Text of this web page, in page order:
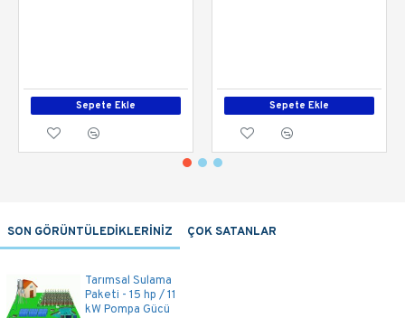
Sepete Ekle Sepete Ekle
SON GÖRÜNTÜLEDİKLERİNİZ ÇOK SATANLAR
Tarımsal Sulama
Paketi - 15 hp / 11
kW Pompa Gücü